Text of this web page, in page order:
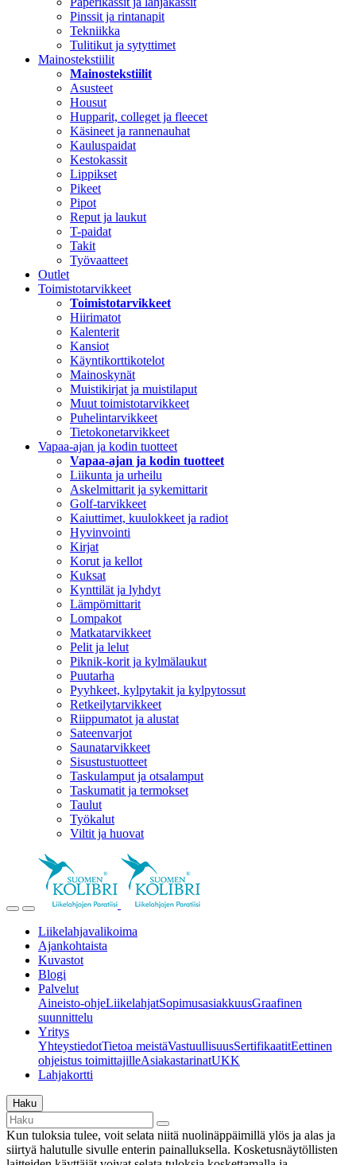
Pinssit ja rintanapit
Tekniikka
Tulitikut ja sytyttimet
Mainostekstiilit
Mainostekstiilit
Asusteet
Housut
Hupparit, colleget ja fleecet
Käsineet ja rannenauhat
Kauluspaidat
Kestokassit
Lippikset
Pikeet
Pipot
Reput ja laukut
T-paidat
Takit
Työvaatteet
Outlet
Toimistotarvikkeet
Toimistotarvikkeet
Hiirimatot
Kalenterit
Kansiot
Käyntikorttikotelot
Mainoskynät
Muistikirjat ja muistilaput
Muut toimistotarvikkeet
Puhelintarvikkeet
Tietokonetarvikkeet
Vapaa-ajan ja kodin tuotteet
Vapaa-ajan ja kodin tuotteet
Liikunta ja urheilu
Askelmittarit ja sykemittarit
Golf-tarvikkeet
Kaiuttimet, kuulokkeet ja radiot
Hyvinvointi
Kirjat
Korut ja kellot
Kuksat
Kynttilät ja lyhdyt
Lämpömittarit
Lompakot
Matkatarvikkeet
Pelit ja lelut
Piknik-korit ja kylmälaukut
Puutarha
Pyyhkeet, kylpytakit ja kylpytossut
Retkeilytarvikkeet
Riippumatot ja alustat
Sateenvarjot
Saunatarvikkeet
Sisustustuotteet
Taskulamput ja otsalamput
Taskumatit ja termokset
Taulut
Työkalut
Viltit ja huovat
Liikelahjavalikoima
Ajankohtaista
Kuvastot
Blogi
Palvelut
Aineisto-ohjeLiikelahjatSopimusasiakkuusGraafinen
suunnittelu
Yritys
YhteystiedotTietoa meistäVastuullisuusSertifikaatitEettinen
ohjeistus toimittajilleAsiakastarinatUKK
Lahjakortti
Haku
Kun tuloksia tulee, voit selata niitä nuolinäppäimillä ylös ja alas ja
siirtyä halutulle sivulle enterin painalluksella. Kosketusnäytöllisten